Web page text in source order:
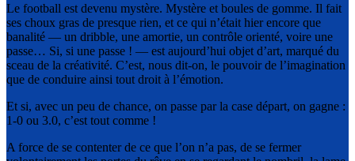
Le football est devenu mystère. Mystère et boules de gomme. Il fait
ses choux gras de presque rien, et ce qui n’était hier encore que
banalité — un dribble, une amortie, un contrôle orienté, voire une
passe… Si, si une passe ! — est aujourd’hui objet d’art, marqué du
sceau de la créativité. C’est, nous dit-on, le pouvoir de l’imagination
que de conduire ainsi tout droit à l’émotion.
Et si, avec un peu de chance, on passe par la case départ, on gagne :
1-0 ou 3.0, c’est tout comme !
A force de se contenter de ce que l’on n’a pas, de se fermer